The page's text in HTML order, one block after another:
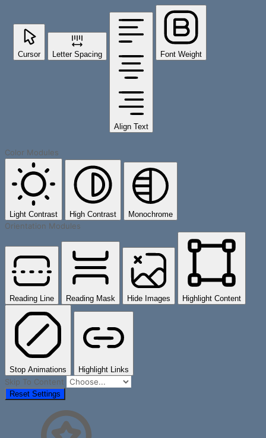
Cursor Letter Spacing
Align Text
Font Weight
Color Modules
Light Contrast High Contrast Monochrome
Orientation Modules
Reading Line Reading Mask Hide Images Highlight Content
Stop Animations Highlight Links
Skip To Content
Reset Settings